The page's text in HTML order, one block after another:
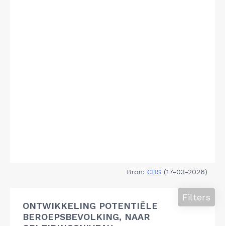
Bron: CBS (17-03-2026)
ONTWIKKELING POTENTIËLE
BEROEPSBEVOLKING, NAAR
Filters